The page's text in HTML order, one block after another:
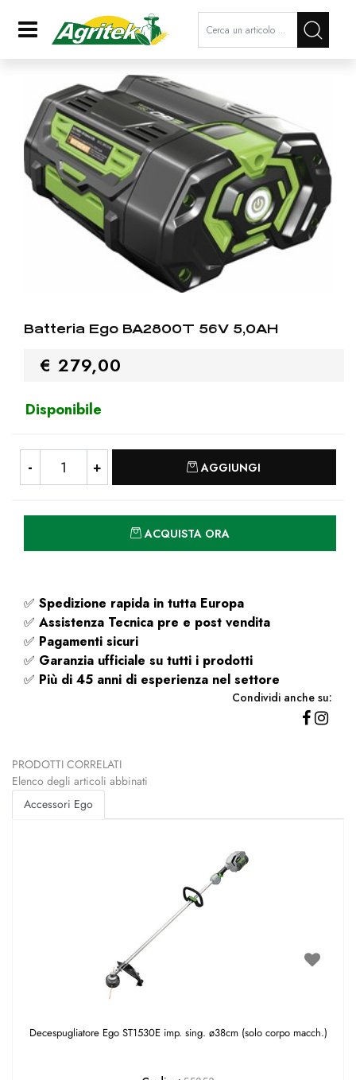
Open La modifica di un filtro
Batteria Ego BA2800T 56V 5,0AH
€ 279,00
Disponibile
AGGIUNGI
ACQUISTA ORA
✅ Spedizione rapida in tutta Europa
✅ Assistenza Tecnica pre e post vendita
✅ Pagamenti sicuri
✅ Garanzia ufficiale su tutti i prodotti
✅ Più di 45 anni di esperienza nel settore
Condividi anche su:
PRODOTTI CORRELATI
Elenco degli articoli abbinati
Accessori Ego
Decespugliatore Ego ST1530E imp. sing. ø38cm (solo corpo macch.)